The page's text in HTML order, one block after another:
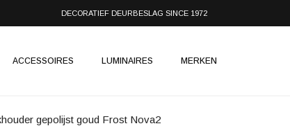
DECORATIEF DEURBESLAG SINCE 1972
ACCESSOIRES LUMINAIRES MERKEN
gepolijst goud Frost Nova2